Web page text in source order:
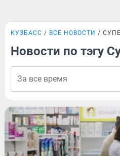
КУЗБАСС ВСЕ НОВОСТИ
Новости по тэгу